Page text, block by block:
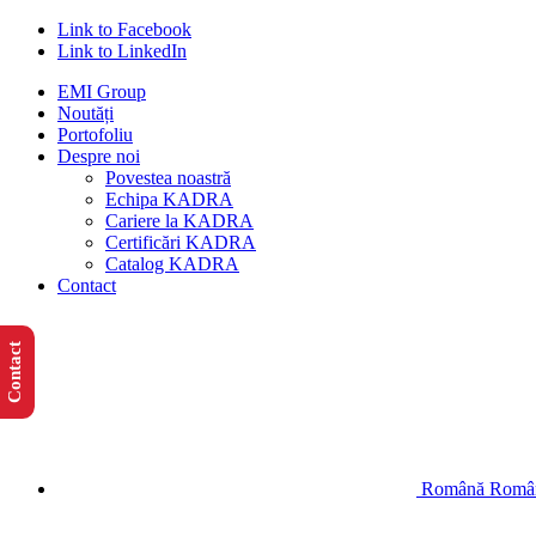
Link to Facebook
Link to LinkedIn
EMI Group
Noutăți
Portofoliu
Despre noi
Povestea noastră
Echipa KADRA
Cariere la KADRA
Certificări KADRA
Catalog KADRA
Contact
Română
Contact